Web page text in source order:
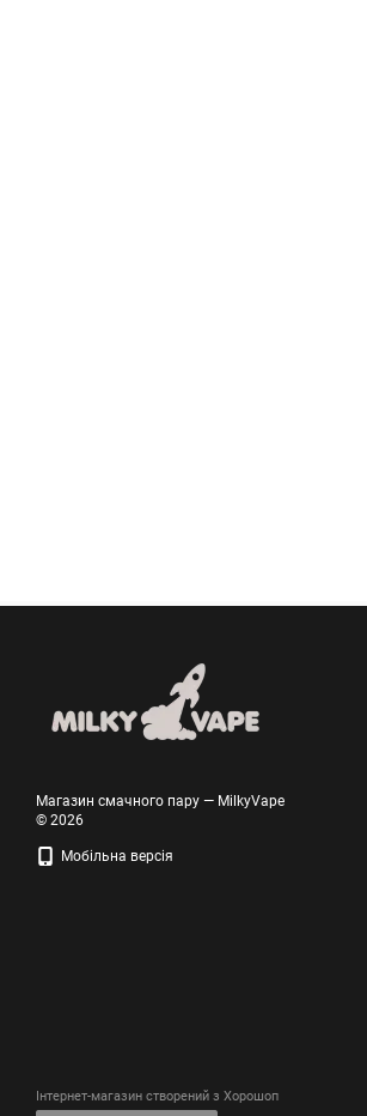
Магазин смачного пару — MilkyVape
© 2026
Мобільна версія
Інтернет-магазин створений з Хорошоп